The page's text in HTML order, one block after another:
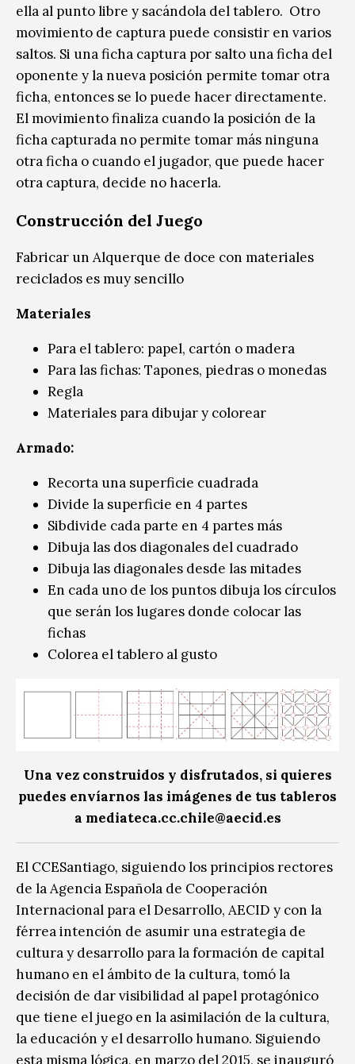
ella al punto libre y sacándola del tablero. Otro
movimiento de captura puede consistir en varios
saltos. Si una ficha captura por salto una ficha del
oponente y la nueva posición permite tomar otra
ficha, entonces se lo puede hacer directamente.
El movimiento finaliza cuando la posición de la
ficha capturada no permite tomar más ninguna
otra ficha o cuando el jugador, que puede hacer
otra captura, decide no hacerla.
Construcción del Juego
Fabricar un Alquerque de doce con materiales
reciclados es muy sencillo
Materiales
Para el tablero: papel, cartón o madera
Para las fichas: Tapones, piedras o monedas
Regla
Materiales para dibujar y colorear
Armado:
Recorta una superficie cuadrada
Divide la superficie en 4 partes
Sibdivide cada parte en 4 partes más
Dibuja las dos diagonales del cuadrado
Dibuja las diagonales desde las mitades
En cada uno de los puntos dibuja los círculos
que serán los lugares donde colocar las
fichas
Colorea el tablero al gusto
Una vez construidos y disfrutados, si quieres
puedes envíarnos las imágenes de tus tableros
a mediateca.cc.chile@aecid.es
El CCESantiago, siguiendo los principios rectores
de la Agencia Española de Cooperación
Internacional para el Desarrollo, AECID y con la
férrea intención de asumir una estrategia de
cultura y desarrollo para la formación de capital
humano en el ámbito de la cultura, tomó la
decisión de dar visibilidad al papel protagónico
que tiene el juego en la asimilación de la cultura,
la educación y el desarrollo humano. Siguiendo
esta misma lógica, en marzo del 2015, se inauguró